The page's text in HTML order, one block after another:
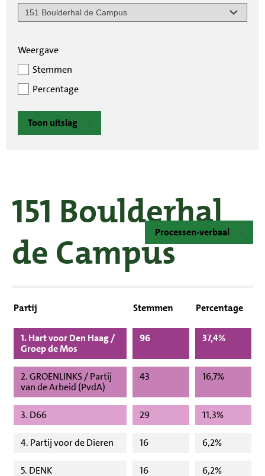
Weergave
Stemmen
Percentage
Toon uitslag
151 Boulderhal
de CampusProcessen-verbaal
Partij Stemmen Percentage
1. Hart voor Den Haag /
Groep de Mos
96 37,4%
2. GROENLINKS / Partij
van de Arbeid (PvdA)
43 16,7%
3. D66 29 11,3%
4. Partij voor de Dieren 16 6,2%
5. DENK 16 6,2%